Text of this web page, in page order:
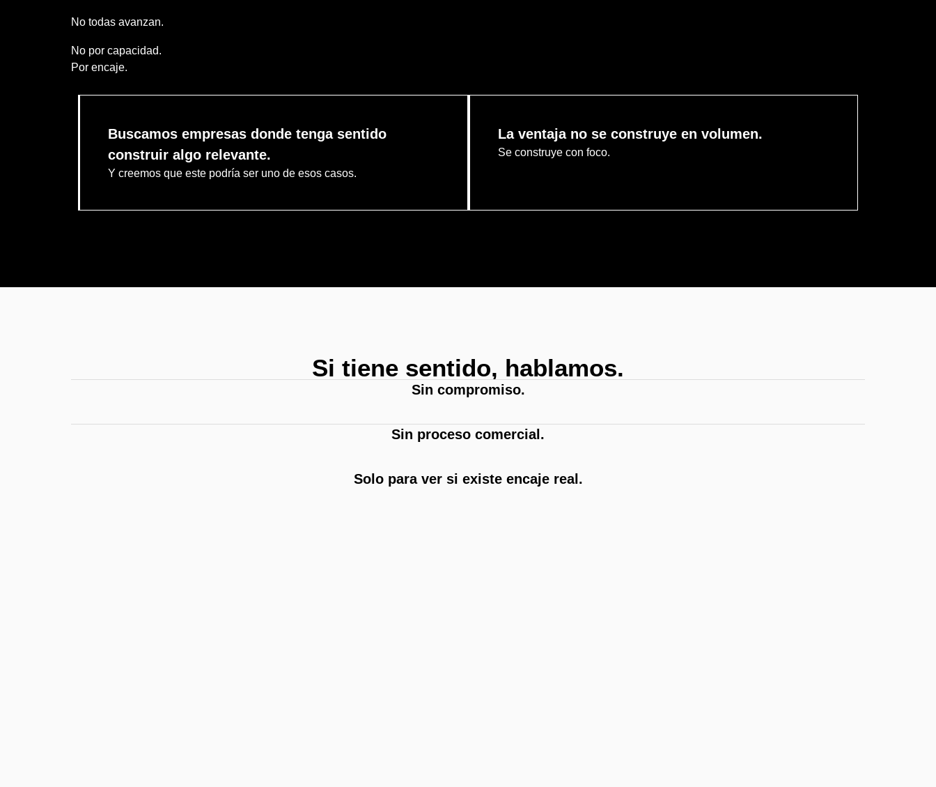
No todas avanzan.
No por capacidad.
Por encaje.
Buscamos empresas donde tenga sentido
construir algo relevante.
Y creemos que este podría ser uno de esos casos.
La ventaja no se construye en volumen.
Se construye con foco.
Si tiene sentido, hablamos.
Sin compromiso.
Sin proceso comercial.
Solo para ver si existe encaje real.